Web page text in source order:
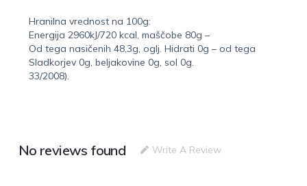
Hranilna vrednost na 100g:
Energija 2960kJ/720 kcal, maščobe 80g –
Od tega nasičenih 48,3g, oglj. Hidrati 0g – od tega
Sladkorjev 0g, beljakovine 0g, sol 0g.
33/2008).
No reviews found Write A Review